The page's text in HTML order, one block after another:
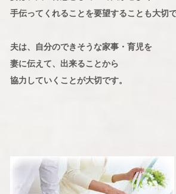
手伝ってくれることを要望することも大切で
夫は、自分のできそうな家事・育児を
妻に伝えて、出来ることから
協力していくことが大切です。